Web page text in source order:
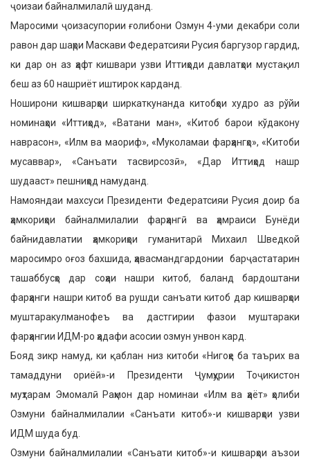
ҷоизаи байналмилалӣ шуданд.
Маросими ҷоизасупории ғолибони Озмун 4-уми декабри соли
равон дар шаҳри Маскави Федератсияи Русия баргузор гардид,
ки дар он аз ҳафт кишвари узви Иттиҳоди давлатҳои мустақил
беш аз 60 нашриёт иштирок карданд.
Ноширони кишварҳои ширкаткунанда китобҳои худро аз рўйи
номинаҳои «Иттиҳод», «Ватани ман», «Китоб барои кўдакону
наврасон», «Илм ва маориф», «Муколамаи фарҳангҳо», «Китоби
мусаввар», «Санъати тасвирсозӣ», «Дар Иттиҳод нашр
шудааст» пешниҳод намуданд.
Намояндаи махсуси Президенти Федератсияи Русия доир ба
ҳамкориҳои байналмилалии фарҳангӣ ва ҳамраиси Бунёди
байнидавлатии ҳамкориҳои гуманитарӣ Михаил Шведкой
маросимро оғоз бахшида, ҳавасмандгардонии барҷастатарин
ташаббусҳо дар соҳаи нашри китоб, баланд бардоштани
фарҳанги нашри китоб ва рушди санъати китоб дар кишварҳои
муштаракулманофеъ ва дастгирии фазои муштараки
фарҳангии ИДМ-ро ҳадафи асосии озмун унвон кард.
Бояд зикр намуд, ки қаблан низ китоби «Нигоҳе ба таърих ва
тамаддуни ориёӣ»-и Президенти Ҷумҳурии Тоҷикистон
муҳтарам Эмомалӣ Раҳмон дар номинаи «Илм ва ҳаёт» ҳолиби
Озмуни байналмилалии «Санъати китоб»-и кишварҳои узви
ИДМ шуда буд.
Озмуни байналмилалии «Санъати китоб»-и кишварҳои аъзои